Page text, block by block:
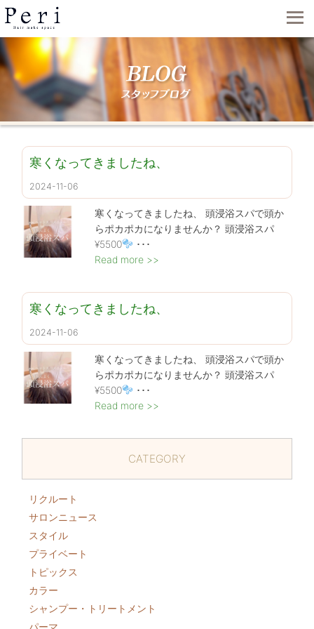
寒くなってきましたね、️
2024-11-06
寒くなってきましたね、
頭浸浴スパで頭か
らポカポカになりませんか？ 頭浸浴スパ
¥5500
･･･
Read more >>
寒くなってきましたね、️
2024-11-06
寒くなってきましたね、
頭浸浴スパで頭か
らポカポカになりませんか？ 頭浸浴スパ
¥5500
･･･
Read more >>
CATEGORY
リクルート
サロンニュース
スタイル
プライベート
トピックス
カラー
シャンプー・トリートメント
パーマ